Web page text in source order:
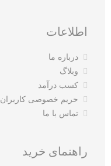
اطلاعات
درباره ما
وبلاگ
کسب درآمد
حریم خصوصی کاربران
تماس با ما
راهنمای خرید